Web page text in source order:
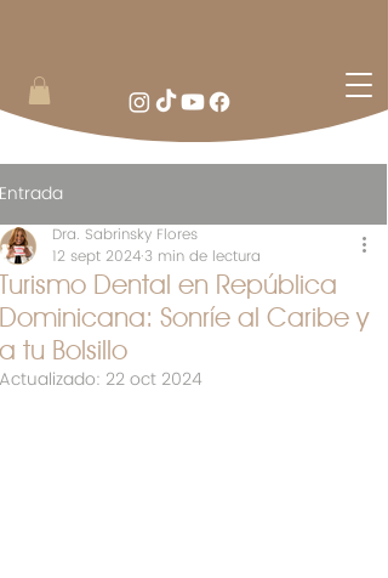
Entrada
Turismo Dental en República
Dominicana: Sonríe al Caribe y
a tu Bolsillo
Dra. Sabrinsky Flores
12 sept 2024 3 min de lectura
Actualizado: 22 oct 2024